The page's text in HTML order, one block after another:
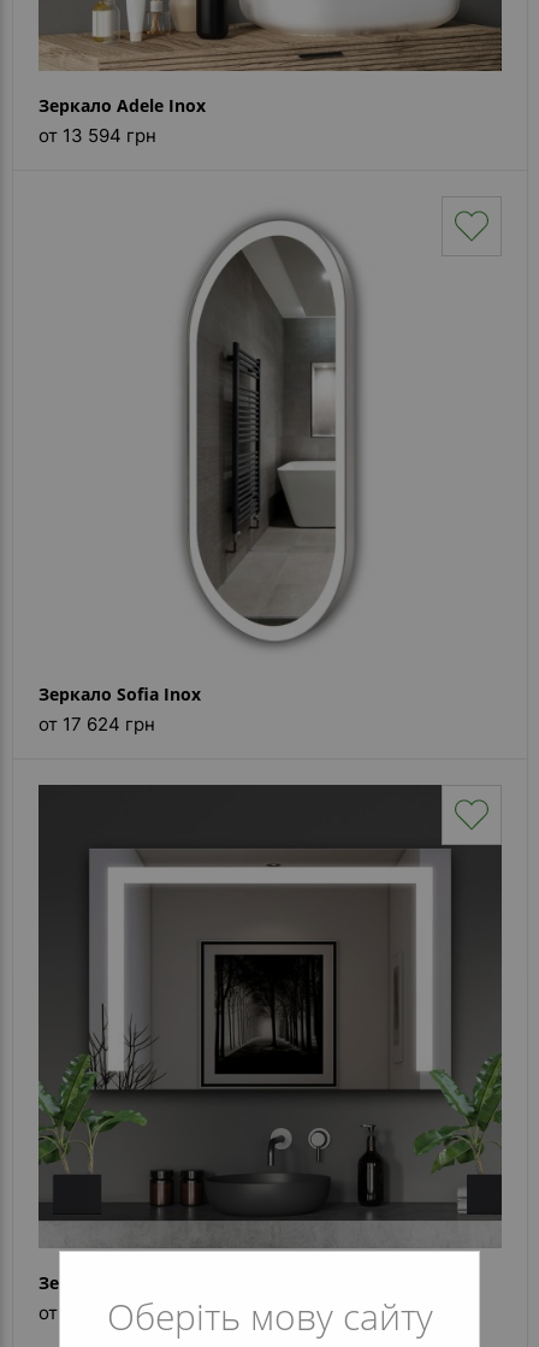
Оберіть мову сайту
Зеркало Adele Inox
от 13 594 грн
Зеркало Sofia Inox
от 17 624 грн
Зеркало Evelina
от 4 896 грн